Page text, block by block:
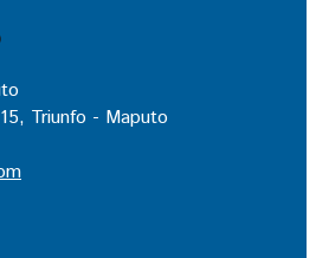
Triunfo - Maputo